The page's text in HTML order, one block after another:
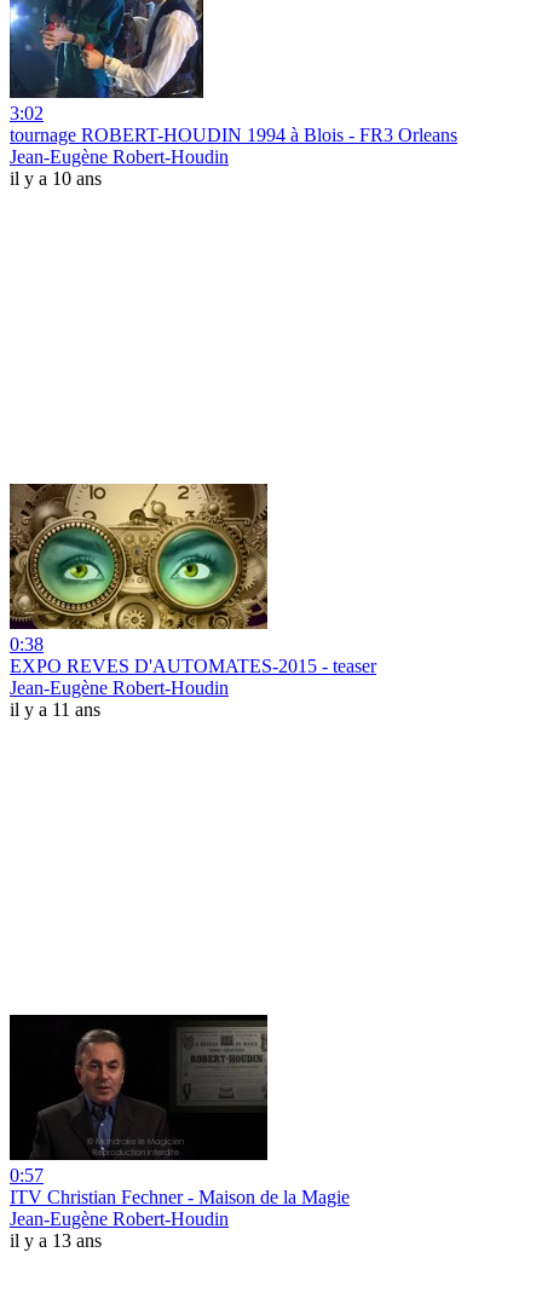
3:02
tournage ROBERT-HOUDIN 1994 à Blois - FR3 Orleans
Jean-Eugène Robert-Houdin
il y a 10 ans
0:38
EXPO REVES D'AUTOMATES-2015 - teaser
Jean-Eugène Robert-Houdin
il y a 11 ans
0:57
ITV Christian Fechner - Maison de la Magie
Jean-Eugène Robert-Houdin
il y a 13 ans